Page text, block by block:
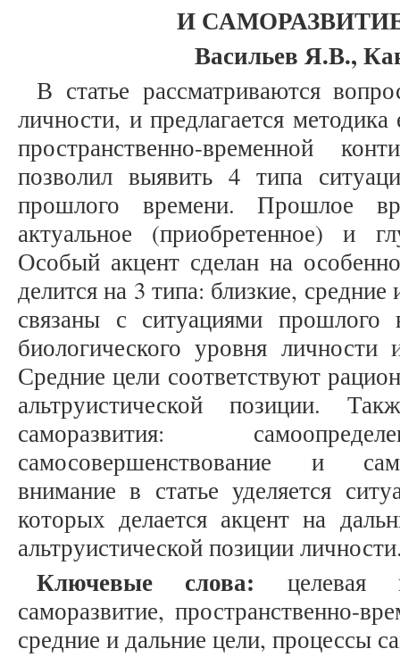
И
Васильев Я.В.,
В статье рассматриваются
личности, и предлагается
пространственно-временной
позволил выявить 4 типа
прошлого времени. Прошлое
актуальное (приобретенное) и
Особый акцент сделан на
делится на 3 типа: близкие,
связаны с ситуациями
биологического уровня личности
Средние цели соответствуют
альтруистической позиции.
саморазвития:
самосовершенствование и
внимание в статье уделяется
которых делается акцент на
альтруистической позиции
Ключевые слова: целевая
саморазвитие, пространственно-
средние и дальние цели, процессы